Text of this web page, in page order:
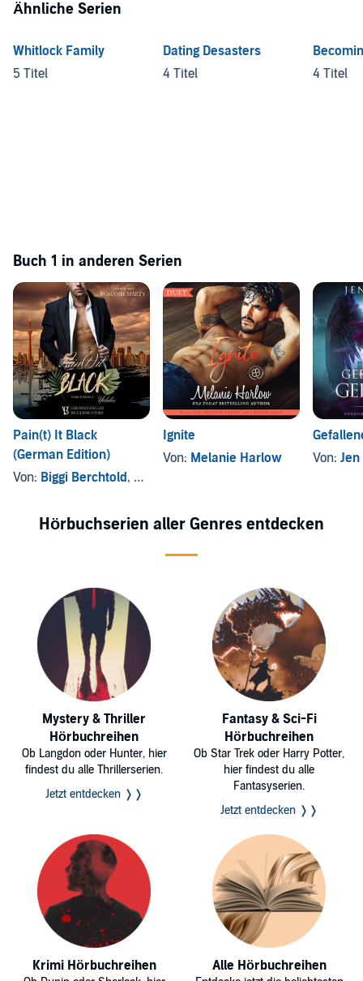
Ähnliche Serien
Whitlock Family
5 Titel
Dating Desasters
4 Titel
4 Titel
Buch 1 in anderen Serien
Pain(t) It Black
(German Edition)
Von: Biggi Berchtold, und andere
Ignite
Von: Melanie Harlow
Von: Jen
Hörbuchserien aller Genres entdecken
Mystery & Thriller
Hörbuchreihen
Ob Langdon oder Hunter, hier
findest du alle Thrillerserien.
Jetzt entdecken ❭❭
Fantasy & Sci-Fi
Hörbuchreihen
Ob Star Trek oder Harry Potter,
hier findest du alle
Fantasyserien.
Jetzt entdecken ❭❭
Krimi Hörbuchreihen Alle Hörbuchreihen